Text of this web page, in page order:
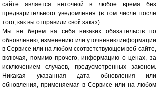
сайте является неточной в любое время без
предварительного уведомления (в том числе после
того, как вы отправили свой заказ). .
Мы не берем на себя никаких обязательств по
обновлению, изменению или уточнению информации
в Сервисе или на любом соответствующем веб-сайте,
включая, помимо прочего, информацию о ценах, за
исключением случаев, предусмотренных законом.
Никакая указанная дата обновления или
обновления, применяемая в Сервисе или на любом